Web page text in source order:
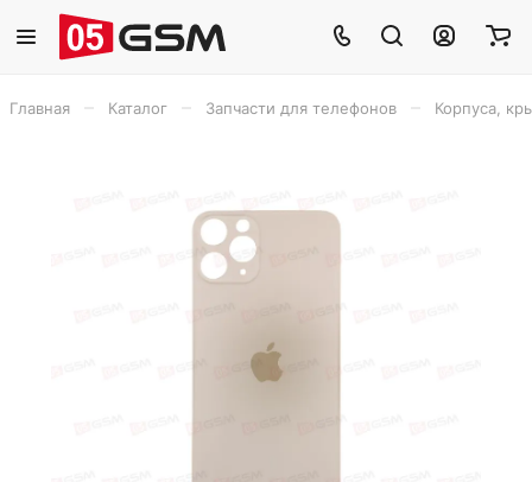
Главная Каталог Запчасти для телефонов Корпуса,